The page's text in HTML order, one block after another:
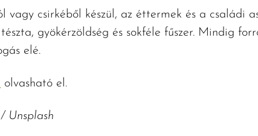
vagy csirkéből készül, az éttermek és a családi
gyökérzöldség és sokféle fűszer. Mindig
elé.
olvasható el.
/ Unsplash